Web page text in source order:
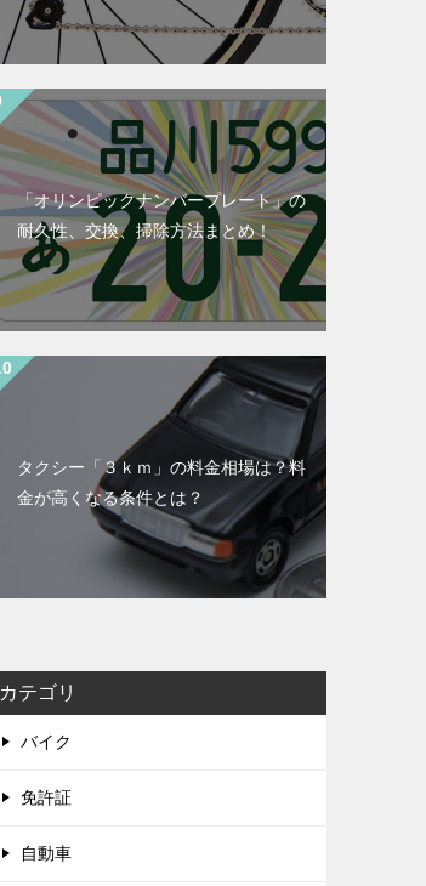
「オリンピックナンバープレート」の
耐久性、交換、掃除方法まとめ！
タクシー「３ｋｍ」の料金相場は？料
金が高くなる条件とは？
カテゴリ
バイク
免許証
自動車